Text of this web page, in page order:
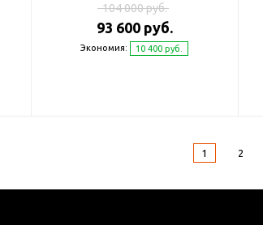
104 000 руб.
93 600 руб.
Экономия: 10 400 руб.
1 2